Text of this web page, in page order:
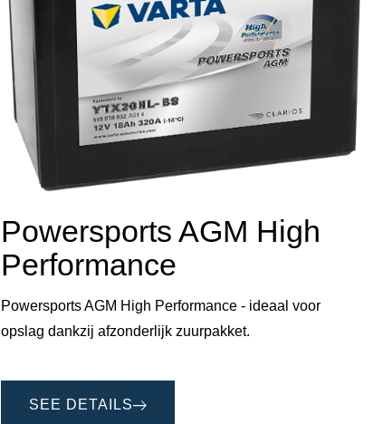
Powersports AGM High
Performance
Powersports AGM High Performance - ideaal voor
opslag dankzij afzonderlijk zuurpakket.
SEE DETAILS